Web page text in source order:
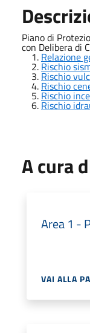
Piano di
con Delibera di
Relazione
Rischio
Rischio
Rischio
Rischio
Rischio
A cura
Area 1 -
VAI ALLA